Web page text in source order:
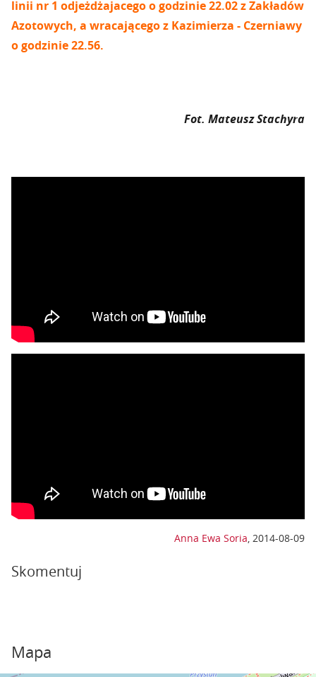
linii nr 1 odjeżdżajacego o godzinie 22.02 z Zakładów
Azotowych, a wracającego z Kazimierza - Czerniawy
o godzinie 22.56.
Fot. Mateusz Stachyra
Anna Ewa Soria, 2014-08-09
Skomentuj
Mapa